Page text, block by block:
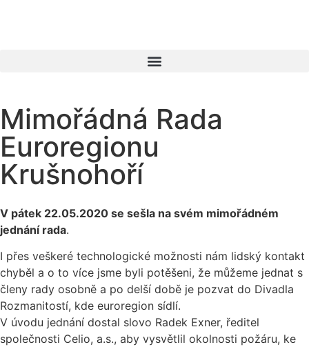
Mimořádná Rada
Euroregionu
Krušnohoří
V pátek 22.05.2020 se sešla na svém mimořádném
jednání rada.
I přes veškeré technologické možnosti nám lidský kontakt
chyběl a o to více jsme byli potěšeni, že můžeme jednat s
členy rady osobně a po delší době je pozvat do Divadla
Rozmanitostí, kde euroregion sídlí.
V úvodu jednání dostal slovo Radek Exner, ředitel
společnosti Celio, a.s., aby vysvětlil okolnosti požáru, ke